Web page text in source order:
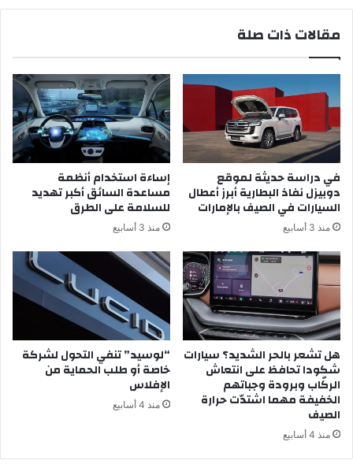
مقالات ذات صلة
في دراسة حديثة لموقع
دوبيزل نفاذ البطارية أبرز أعطال
السيارات في الصيف بالإمارات
منذ 3 أسابيع
إساءة استخدام أنظمة
مساعدة السائق أكبر تهديد
للسلامة على الطرق
منذ 3 أسابيع
هل تشعر بالحر الشديد؟ سيارات
شكودا تحافظ على انتعاش
الركّاب وبرودة وجباتهم
الخفيفة مهما اشتدّت حرارة
الصيف
منذ 4 أسابيع
“لوسيد” تنفي التحول لشركة
خاصة أو طلب الحماية من
الإفلاس
منذ 4 أسابيع